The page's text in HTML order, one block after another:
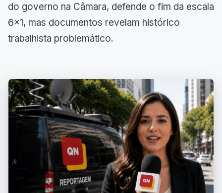
do governo na Câmara, defende o fim da escala
6x1, mas documentos revelam histórico
trabalhista problemático.